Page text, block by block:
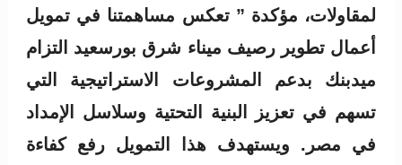
لمقاولات، مؤكدة ” تعكس مساهمتنا في تمويل
أعمال تطوير رصيف ميناء شرق بورسعيد التزام
ميدبنك بدعم المشروعات الاستراتيجية التي
تسهم في تعزيز البنية التحتية وسلاسل الإمداد
في مصر. ويستهدف هذا التمويل رفع كفاءة